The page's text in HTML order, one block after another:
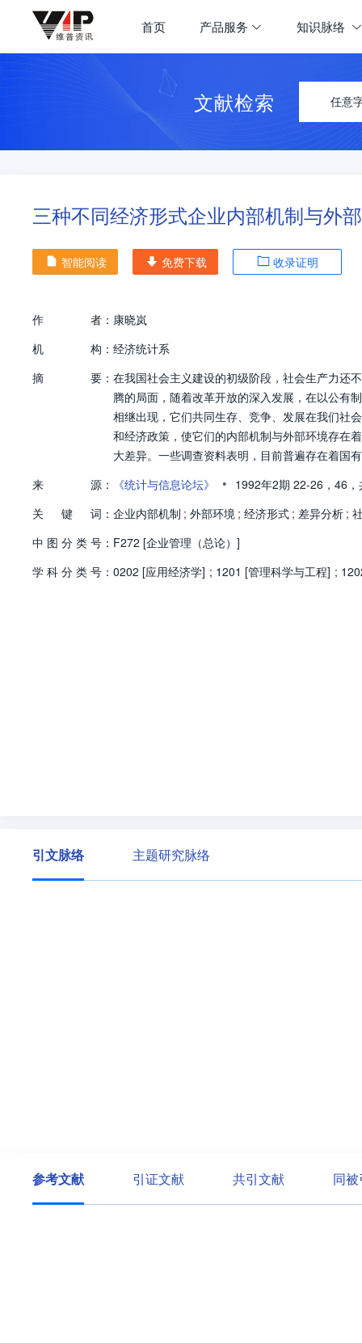
首页 产品服务 知识脉络
文献检索 任意
三种不同经济形式企业内部机制与外
智能阅读 免费下载 收录证明
作 者： 康晓岚
机
构： 经济统计系
摘
要： 在我国社会主义建设的初级阶段，社会生产力还
腾的局面，随着改革开放的深入发展，在以公有
相继出现，它们共同生存、竞争、发展在我们社
和经济政策，使它们的内部机制与外部环境存在
大差异。一些调查资料表明，目前普遍存在着国
来 源： 《统计与信息论坛》 • 1992年2期 22-26， 46，
关
键 词： 企业内部机制 ; 外部环境 ; 经济形式 ; 差异分析 ;
中 图 分 类 号： F272 [企业管理（总论）]
学 科 分 类 号： 0202 [应用经济学] ; 1201 [管理科学与工程] ;
引文脉络 主题研究脉络
参考文献 引证文献 共引文献 同